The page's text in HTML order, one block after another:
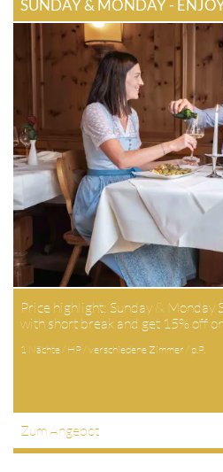
SUNDAY & MONDAY -
Price highlight: Sunday & Monday
with short break and get 15% off
1 Nächte / HP / verschiedene Zimmer / p.P.
Zum Angebot